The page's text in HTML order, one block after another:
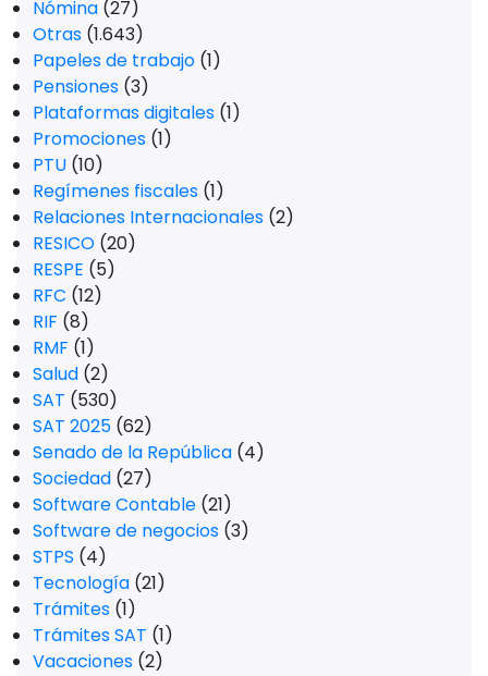
Nómina (27)
Otras (1.643)
Papeles de trabajo (1)
Pensiones (3)
Plataformas digitales (1)
Promociones (1)
PTU (10)
Regímenes fiscales (1)
Relaciones Internacionales (2)
RESICO (20)
RESPE (5)
RFC (12)
RIF (8)
RMF (1)
Salud (2)
SAT (530)
SAT 2025 (62)
Senado de la República (4)
Sociedad (27)
Software Contable (21)
Software de negocios (3)
STPS (4)
Tecnología (21)
Trámites (1)
Trámites SAT (1)
Vacaciones (2)